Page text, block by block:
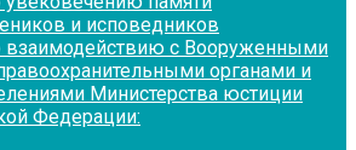
и исповедников
взаимодействию с Вооруженными
органами и
Министерства юстиции
Федерации: